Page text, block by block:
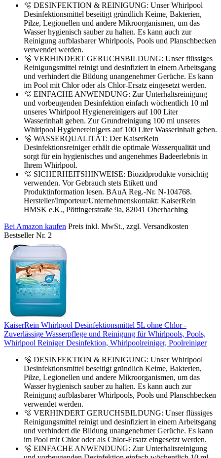
🫧 DESINFEKTION & REINIGUNG: Unser Whirlpool
Desinfektionsmittel beseitigt gründlich Keime, Bakterien,
Pilze, Legionellen und andere Mikroorganismen, um das
Wasser hygienisch sauber zu halten. Es kann auch zur
Reinigung aufblasbarer Whirlpools, Pools und Planschbecken
verwendet werden.
🫧 VERHINDERT GERUCHSBILDUNG: Unser flüssiges
Reinigungsmittel reinigt und desinfiziert in einem Arbeitsgang
und verhindert die Bildung unangenehmer Gerüche. Es kann
im Pool mit Chlor oder als Chlor-Ersatz eingesetzt werden.
🫧 EINFACHE ANWENDUNG: Zur Unterhaltsreinigung
und vorbeugenden Desinfektion einfach wöchentlich 10 ml
unseres Whirlpool Hygienereinigers auf 100 Liter
Wasserinhalt geben. Zur Grundreinigung 100 ml unseres
Whirlpool Hygienereinigers auf 100 Liter Wasserinhalt geben.
🫧 WASSERQUALITÄT: Der KaiserRein
Desinfektionsreiniger erhält die optimale Wasserqualität und
sorgt für ein hygienisches und angenehmes Badeerlebnis in
Ihrem Whirlpool.
🫧 SICHERHEITSHINWEISE: Biozidprodukte vorsichtig
verwenden. Vor Gebrauch stets Etikett und
Produktinformation lesen. BAuA Reg.-Nr. N-104768.
Hersteller/Importeur/Unternehmenskontakt: KaiserRein
HMSK e.K., Pöttingerstraße 9a, 82041 Oberhaching
Bei Amazon kaufen Preis inkl. MwSt., zzgl. Versandkosten
Bestseller Nr. 2
KaiserRein Whirlpool Desinfektionsmittel 5L ohne Chlor -
Zuverlässige Wasserpflege und Reinigung für Whirlpools, Pools,
Whirlpool Reiniger Desinfektion, Whirlpoolreiniger, Poolreiniger
🫧 DESINFEKTION & REINIGUNG: Unser Whirlpool
Desinfektionsmittel beseitigt gründlich Keime, Bakterien,
Pilze, Legionellen und andere Mikroorganismen, um das
Wasser hygienisch sauber zu halten. Es kann auch zur
Reinigung aufblasbarer Whirlpools, Pools und Planschbecken
verwendet werden.
🫧 VERHINDERT GERUCHSBILDUNG: Unser flüssiges
Reinigungsmittel reinigt und desinfiziert in einem Arbeitsgang
und verhindert die Bildung unangenehmer Gerüche. Es kann
im Pool mit Chlor oder als Chlor-Ersatz eingesetzt werden.
🫧 EINFACHE ANWENDUNG: Zur Unterhaltsreinigung